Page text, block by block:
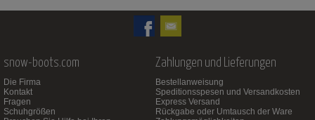
snow-boots.com
Die Firma
Kontakt
Fragen
Schuhgrößen
Zahlungen und Lieferungen
Bestellanweisung
Speditionsspesen und Versandkosten
Express Versand
Rückgabe oder Umtausch der Ware